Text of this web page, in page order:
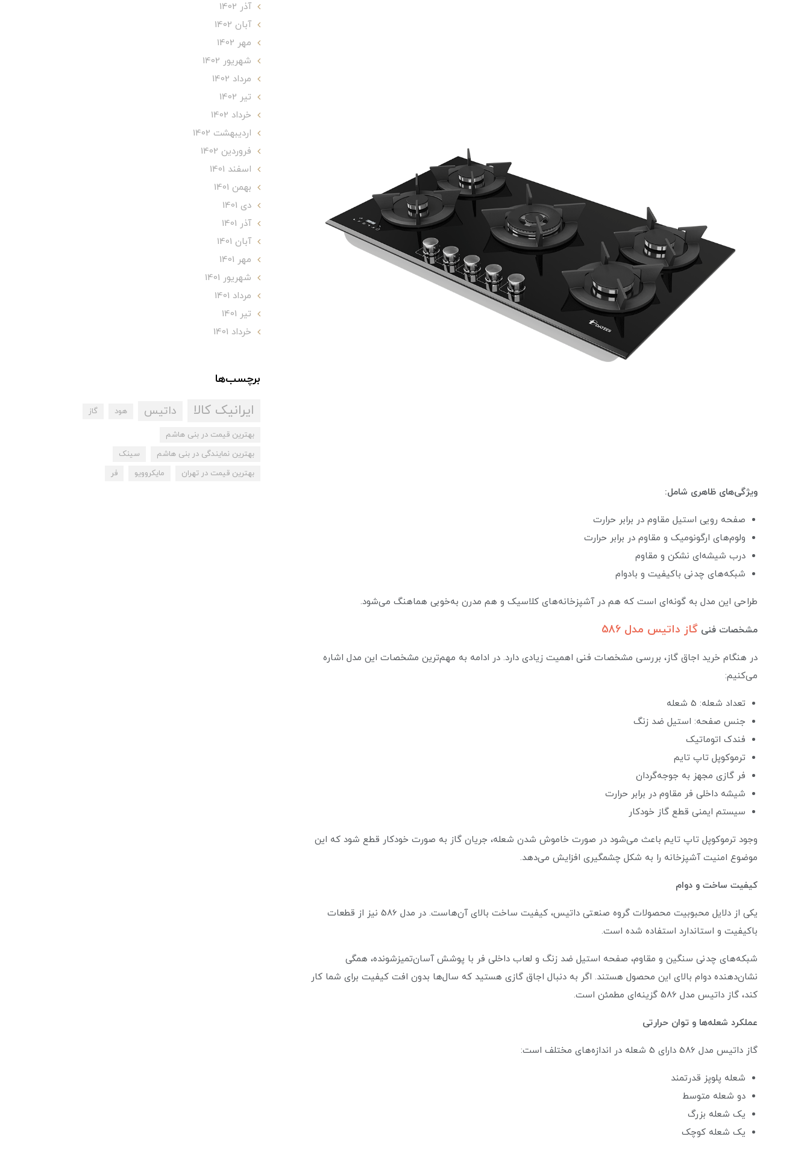
ویژگی‌های ظاهری شامل:
صفحه رویی استیل مقاوم در برابر حرارت
ولوم‌های ارگونومیک و مقاوم در برابر حرارت
درب شیشه‌ای نشکن و مقاوم
شبکه‌های چدنی باکیفیت و بادوام
طراحی این مدل به گونه‌ای است که هم در آشپزخانه‌های کلاسیک و هم مدرن به‌خوبی هماهنگ می‌شود.
مشخصات فنی گاز داتیس مدل 586
در هنگام خرید اجاق گاز، بررسی مشخصات فنی اهمیت زیادی دارد. در ادامه به مهم‌ترین مشخصات این مدل اشاره
می‌کنیم:
تعداد شعله: 5 شعله
جنس صفحه: استیل ضد زنگ
فندک اتوماتیک
ترموکوپل تاپ تایم
فر گازی مجهز به جوجه‌گردان
شیشه داخلی فر مقاوم در برابر حرارت
سیستم ایمنی قطع گاز خودکار
وجود ترموکوپل تاپ تایم باعث می‌شود در صورت خاموش شدن شعله، جریان گاز به صورت خودکار قطع شود که این
موضوع امنیت آشپزخانه را به شکل چشمگیری افزایش می‌دهد.
کیفیت ساخت و دوام
یکی از دلایل محبوبیت محصولات گروه صنعتی داتیس، کیفیت ساخت بالای آن‌هاست. در مدل 586 نیز از قطعات
باکیفیت و استاندارد استفاده شده است.
شبکه‌های چدنی سنگین و مقاوم، صفحه استیل ضد زنگ و لعاب داخلی فر با پوشش آسان‌تمیزشونده، همگی
نشان‌دهنده دوام بالای این محصول هستند. اگر به دنبال اجاق گازی هستید که سال‌ها بدون افت کیفیت برای شما کار
کند، گاز داتیس مدل 586 گزینه‌ای مطمئن است.
عملکرد شعله‌ها و توان حرارتی
گاز داتیس مدل 586 دارای 5 شعله در اندازه‌های مختلف است:
شعله پلوپز قدرتمند
دو شعله متوسط
یک شعله بزرگ
یک شعله کوچک
آذر 1402
آبان 1402
مهر 1402
شهریور 1402
مرداد 1402
تير 1402
خرداد 1402
ارديبهشت 1402
فروردین 1402
اسفند 1401
بهمن 1401
دی 1401
آذر 1401
آبان 1401
مهر 1401
شهریور 1401
مرداد 1401
تير 1401
خرداد 1401
برچسب‌ها
ایرانیک کالا داتیس هود گاز
بهترین قیمت در بنی هاشم
بهترین نمایندگی در بنی هاشم
سینک
بهترین قیمت در تهران
مایکروویو فر